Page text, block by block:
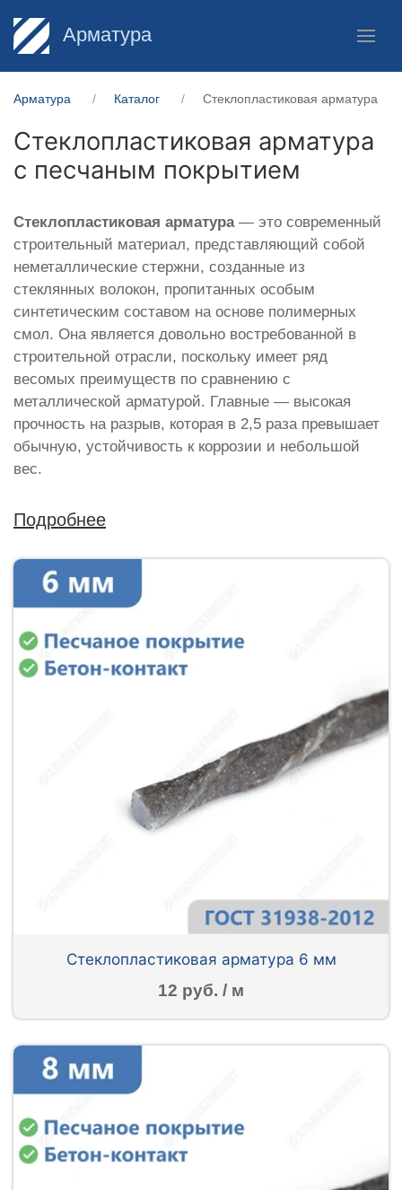
Арматура
Арматура Каталог Стеклопластиковая арматура
Стеклопластиковая арматура
с песчаным покрытием
Стеклопластиковая арматура— это современный
строительный материал, представляющий собой
неметаллические стержни, созданные из
стеклянных волокон, пропитанных особым
синтетическим составом на основе полимерных
смол. Она является довольно востребованной в
строительной отрасли, поскольку имеет ряд
весомых преимуществ по сравнению с
металлической арматурой. Главные — высокая
прочность на разрыв, которая в 2,5 раза превышает
обычную, устойчивость к коррозии и небольшой
вес.
Подробнее
Стеклопластиковая арматура 6 мм
12 руб. / м